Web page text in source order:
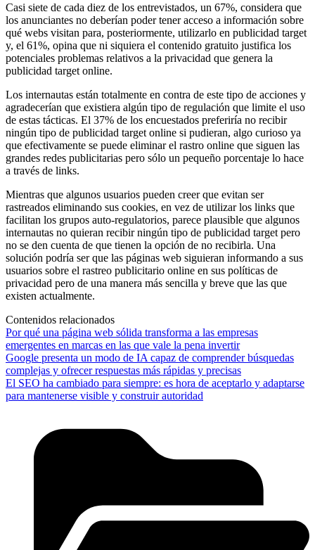
Casi siete de cada diez de los entrevistados, un 67%, considera que
los anunciantes no deberían poder tener acceso a información sobre
qué webs visitan para, posteriormente, utilizarlo en publicidad target
y, el 61%, opina que ni siquiera el contenido gratuito justifica los
potenciales problemas relativos a la privacidad que genera la
publicidad target online.
Los internautas están totalmente en contra de este tipo de acciones y
agradecerían que existiera algún tipo de regulación que limite el uso
de estas tácticas. El 37% de los encuestados preferiría no recibir
ningún tipo de publicidad target online si pudieran, algo curioso ya
que efectivamente se puede eliminar el rastro online que siguen las
grandes redes publicitarias pero sólo un pequeño porcentaje lo hace
a través de links.
Mientras que algunos usuarios pueden creer que evitan ser
rastreados eliminando sus cookies, en vez de utilizar los links que
facilitan los grupos auto-regulatorios, parece plausible que algunos
internautas no quieran recibir ningún tipo de publicidad target pero
no se den cuenta de que tienen la opción de no recibirla. Una
solución podría ser que las páginas web siguieran informando a sus
usuarios sobre el rastreo publicitario online en sus políticas de
privacidad pero de una manera más sencilla y breve que las que
existen actualmente.
Contenidos relacionados
Por qué una página web sólida transforma a las empresas
emergentes en marcas en las que vale la pena invertir
Google presenta un modo de IA capaz de comprender búsquedas
complejas y ofrecer respuestas más rápidas y precisas
El SEO ha cambiado para siempre: es hora de aceptarlo y adaptarse
para mantenerse visible y construir autoridad